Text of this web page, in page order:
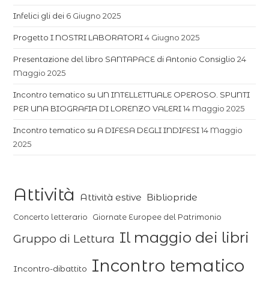
Infelici gli dei 6 Giugno 2025
Progetto I NOSTRI LABORATORI 4 Giugno 2025
Presentazione del libro SANTAPACE di Antonio Consiglio 24
Maggio 2025
Incontro tematico su UN INTELLETTUALE OPEROSO. SPUNTI
PER UNA BIOGRAFIA DI LORENZO VALERI 14 Maggio 2025
Incontro tematico su A DIFESA DEGLI INDIFESI 14 Maggio
2025
Attività Attività estive Bibliopride
Concerto letterario Giornate Europee del Patrimonio
Gruppo di Lettura Il maggio dei libri
Incontro-dibattito Incontro tematico